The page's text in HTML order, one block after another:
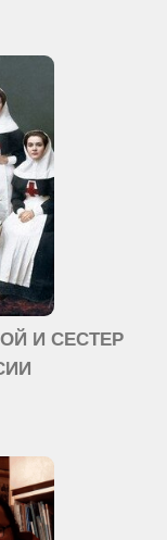
И СЕСТЕР